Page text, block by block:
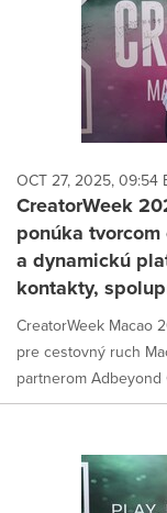
OCT 27, 2025, 09:54
CreatorWeek
ponúka
a dynamickú
kontakty,
CreatorWeek Macao
pre cestovný ruch
partnerom Adbeyond